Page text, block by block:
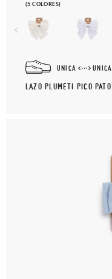
(5 COLORES)
UNICA UNICA
LAZO PLUMETI PICO PATO